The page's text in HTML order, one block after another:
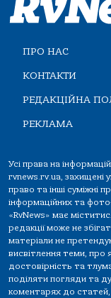
ПРО НАС
КОНТАКТИ
РЕДАКЦІЙНА
РЕКЛАМА
Усі права на
rvnews.rv.ua, захищені
право та інші суміжні
інформаційних та
«RvNews» має
редакції може не
матеріали не
висвітлення теми, про
достовірність та
поділяти погляди та
коментарях до статей,